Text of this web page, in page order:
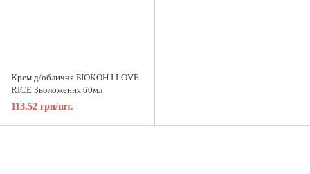
Крем д/обличчя БІОКОН I LOVE
RICE Зволоження 60мл
113.52 грн/шт.